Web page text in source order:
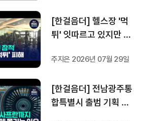
자스인"
[한걸음더] 헬스장 '먹
튀' 잇따르고 있지만 …
주지은 2026년 07월 29일
[한걸음더] 전남광주통
합특별시 출범 기획 보